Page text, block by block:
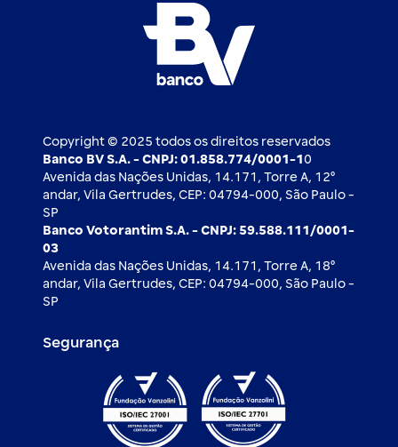
Câmbio e Comércio exterior
Notícias Econômicas
Copyright © 2025 todos os direitos reservados
Banco BV S.A. - CNPJ: 01.858.774/0001-1 0
Avenida das Nações Unidas, 14.171, Torre A, 12⁰
andar, Vila Gertrudes, CEP: 04794-000, São Paulo -
SP
Banco Votorantim S.A. - CNPJ: 59.588.111/0001-
03
Avenida das Nações Unidas, 14.171, Torre A, 18⁰
andar, Vila Gertrudes, CEP: 04794-000, São Paulo -
SP
Segurança